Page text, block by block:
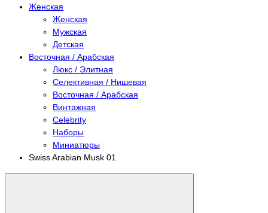
Женская
Женская
Мужская
Детская
Восточная / Арабская
Люкс / Элитная
Селективная / Нишевая
Восточная / Арабская
Винтажная
Celebrity
Наборы
Миниатюры
Swiss Arabian Musk 01